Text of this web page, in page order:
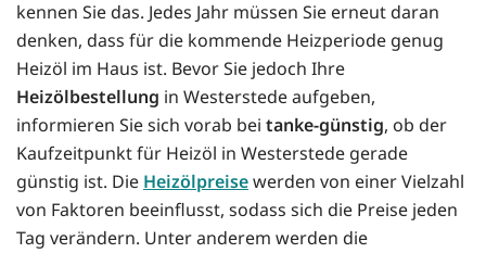
kennen Sie das. Jedes Jahr müssen Sie erneut daran
denken, dass für die kommende Heizperiode genug
Heizöl im Haus ist. Bevor Sie jedoch Ihre
Heizölbestellung in Westerstede aufgeben,
informieren Sie sich vorab bei tanke-günstig, ob der
Kaufzeitpunkt für Heizöl in Westerstede gerade
günstig ist. Die Heizölpreisewerden von einer Vielzahl
von Faktoren beeinflusst, sodass sich die Preise jeden
Tag verändern. Unter anderem werden die